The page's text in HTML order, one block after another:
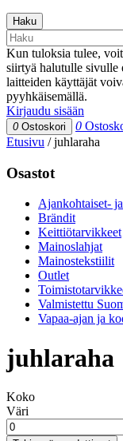
Haku
Kun tuloksia tulee,
siirtyä halutulle sivulle
laitteiden käyttäjät
pyyhkäisemällä.
Kirjaudu sisään
0 Ostoskori 0
Etusivu /juhlaraha
Osastot
Ajankohtaiset-
Brändit
Keittiötarvikkeet
Mainoslahjat
Mainostekstiilit
Outlet
Valmistettu
Vapaa-ajan ja
juhlaraha
Koko
Väri